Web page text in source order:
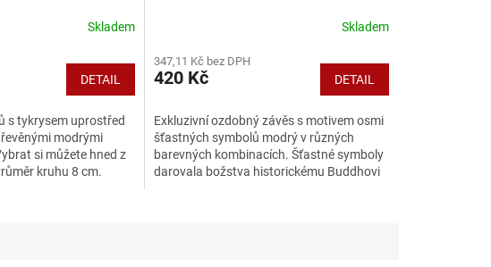
Skladem
DETAIL
s tykrysem uprostřed
modrými
si můžete hned z
kruhu 8 cm.
Skladem
347,11 Kč bez DPH
420 Kč DETAIL
Exkluzivní ozdobný závěs s motivem osmi
šťastných symbolů modrý v různých
barevných kombinacích. Šťastné symboly
darovala božstva historickému Buddhovi